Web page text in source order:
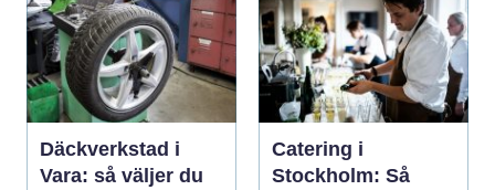
Däckverkstad i
Vara: så väljer du
Catering i
Stockholm: Så